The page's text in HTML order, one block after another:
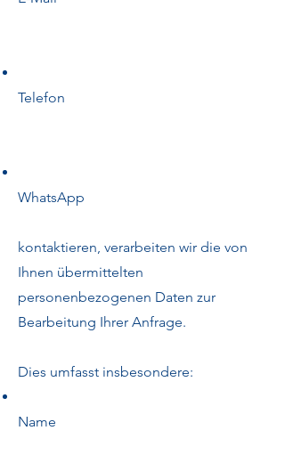
Telefon
WhatsApp
kontaktieren, verarbeiten wir die von
Ihnen übermittelten
personenbezogenen Daten zur
Bearbeitung Ihrer Anfrage.
Dies umfasst insbesondere:
Name